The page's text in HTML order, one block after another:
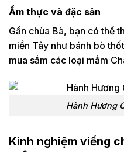
Ẩm thực và đặc sản
Gần chùa Bà, bạn có thể
miền Tây như bánh bò
mua sắm các loại mắm
Hành Hương
Kinh nghiệm viếng